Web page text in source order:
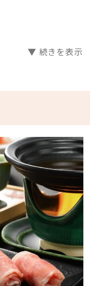
豆腐
る
大浴場露天風呂の
あたりが良く高齢の
▼ 続きを表示